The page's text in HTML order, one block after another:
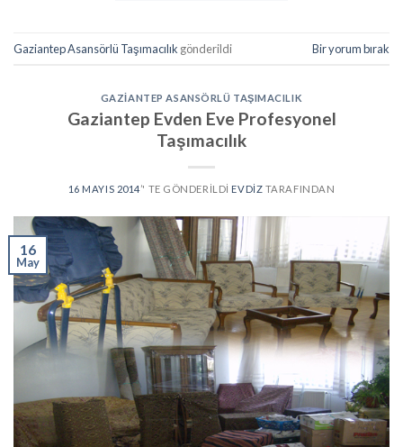
Gaziantep Asansörlü Taşımacılık gönderildi Bir yorum bırak
GAZIANTEP ASANSÖRLÜ TAŞIMACILIK
Gaziantep Evden Eve Profesyonel
Taşımacılık
16 MAYIS 2014’' TE GÖNDERILDI EVDIZ TARAFINDAN
16
May